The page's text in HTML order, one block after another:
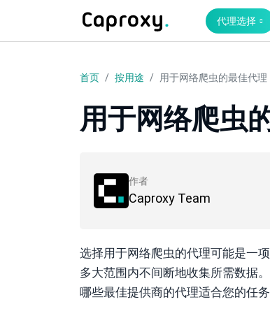
代理选择
首页 按用途 用于网络爬虫的最佳代理
用于网络爬虫
作者
Caproxy Team
选择用于网络爬虫的代理可能是一
多大范围内不间断地收集所需数据
哪些最佳提供商的代理适合您的任务